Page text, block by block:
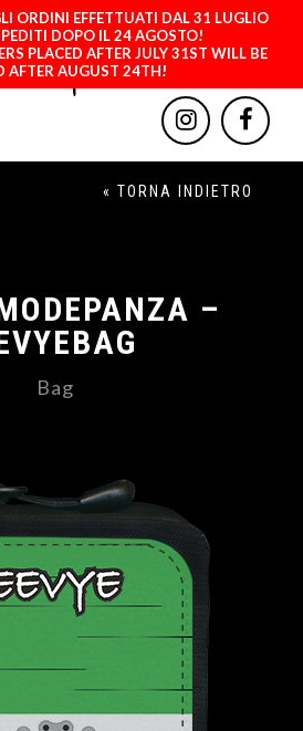
ORDINI EFFETTUATI DAL 31 LUGLIO
DOPO IL 24 AGOSTO!
PLACED AFTER JULY 31ST WILL BE
AFTER AUGUST 24TH!
« TORNA INDIETRO
–
Bag